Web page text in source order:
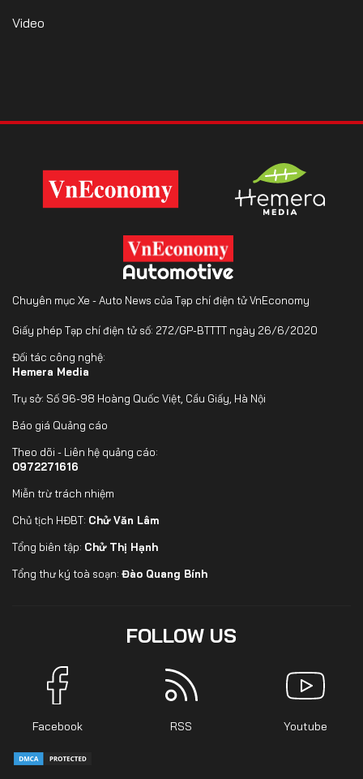
Video
Chuyên mục Xe - Auto News của Tạp chí điện tử VnEconomy
Giấy phép Tạp chí điện tử số: 272/GP-BTTTT ngày 26/6/2020
Đối tác công nghệ:
Hemera Media
Trụ sở: Số 96-98 Hoàng Quốc Việt, Cầu Giấy, Hà Nội
Báo giá Quảng cáo
Theo dõi - Liên hệ quảng cáo:
0972271616
Miễn trừ trách nhiệm
Chủ tịch HĐBT: Chử Văn Lâm
Tổng biên tập: Chử Thị Hạnh
Tổng thư ký toà soạn: Đào Quang Bính
FOLLOW US
Facebook RSS Youtube